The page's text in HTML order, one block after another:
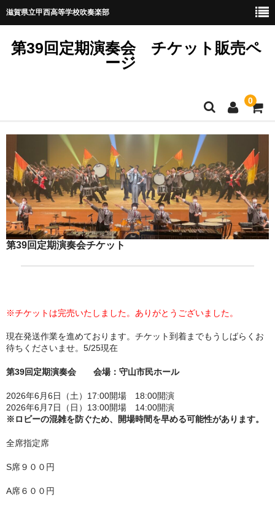
滋賀県立甲西高等学校吹奏楽部
第39回定期演奏会 チケット販売ペ
ージ
0
第39回定期演奏会チケット
※チケットは完売いたしました。ありがとうございました。
現在発送作業を進めております。チケット到着までもうしばらくお
待ちくださいませ。5/25現在
第39回定期演奏会 会場：守山市民ホール
2026年6月6日（土）17:00開場 18:00開演
2026年6月7日（日）13:00開場 14:00開演
※ロビーの混雑を防ぐため、開場時間を早める可能性があります。
全席指定席
S席９００円
A席６００円